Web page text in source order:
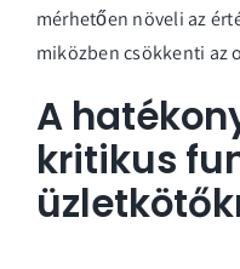
mérhetően növeli az
miközben csökkenti az
A
kritikus